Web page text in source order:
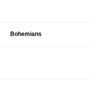
Bohemians